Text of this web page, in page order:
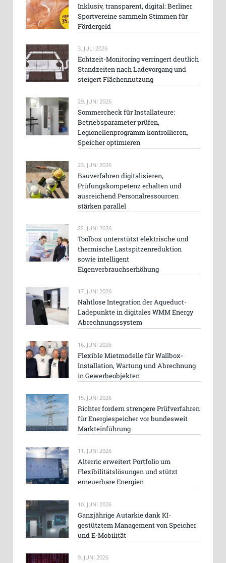
Inklusiv, transparent, digital: Berliner
Sportvereine sammeln Stimmen für
Fördergeld
3. JULI 2026
Echtzeit-Monitoring verringert deutlich
Standzeiten nach Ladevorgang und
steigert Flächennutzung
29. JUNI 2026
Sommercheck für Installateure:
Betriebsparameter prüfen,
Legionellenprogramm kontrollieren,
Speicher optimieren
23. JUNI 2026
Bauverfahren digitalisieren,
Prüfungskompetenz erhalten und
ausreichend Personalressourcen
stärken parallel
22. JUNI 2026
Toolbox unterstützt elektrische und
thermische Lastspitzenreduktion
sowie intelligent
Eigenverbrauchserhöhung
17. JUNI 2026
Nahtlose Integration der Aqueduct-
Ladepunkte in digitales WMM Energy
Abrechnungssystem
16. JUNI 2026
Flexible Mietmodelle für Wallbox-
Installation, Wartung und Abrechnung
in Gewerbeobjekten
15. JUNI 2026
Richter fordern strengere Prüfverfahren
für Energiespeicher vor bundesweit
Markteinführung
11. JUNI 2026
Alterric erweitert Portfolio um
Flexibilitätslösungen und stützt
erneuerbare Energien
10. JUNI 2026
Ganzjährige Autarkie dank KI-
gestütztem Management von Speicher
und E-Mobilität
9. JUNI 2026